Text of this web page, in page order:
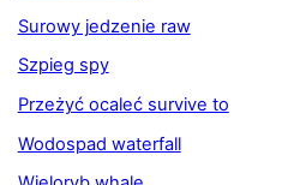
Surowy jedzenie raw
Szpieg spy
Przeżyć ocaleć survive to
Wodospad waterfall